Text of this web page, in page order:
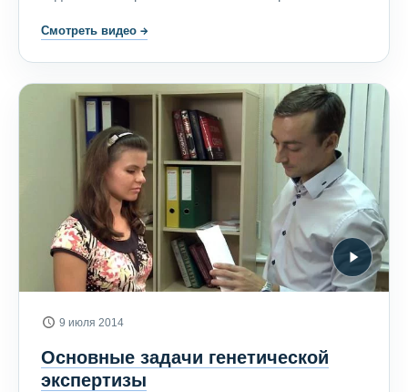
Смотреть видео →
9 июля 2014
Основные задачи генетической
экспертизы